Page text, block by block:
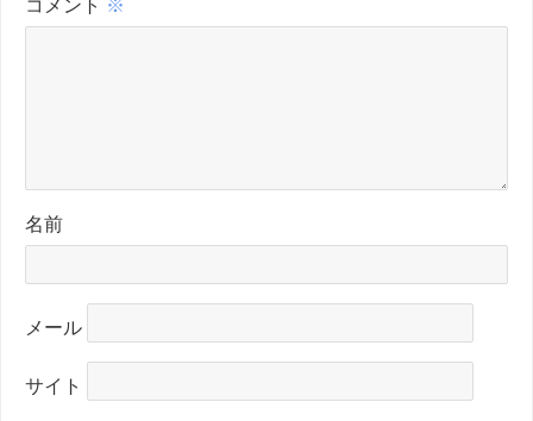
コメント ※
名前
メール
サイト